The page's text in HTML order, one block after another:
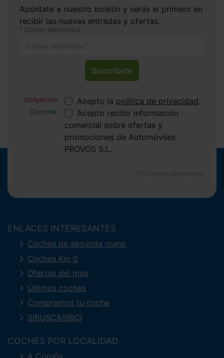
Apúntate a nuestro boletín y serás el primero en
recibir las nuevas entradas y ofertas.
Correo electrónico
Suscríbete
Acepto la política de privacidad.
Acepto recibir información
comercial sobre ofertas y
promociones de Automóviles
PROVOS S.L.
ENLACES INTERESANTES
Coches de segunda mano
Coches Km 0
Ofertas del mes
Últimos coches
Compramos tu coche
SIBUSCASBICI
COCHES POR LOCALIDAD